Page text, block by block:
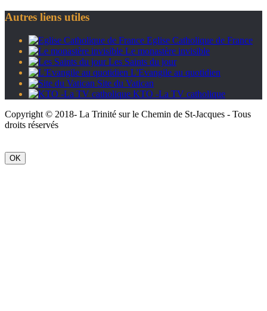
Autres liens utiles
Eglise Catholique de France
Le monastère invisible
Les Saints du jour
L'Evangile au quotidien
Site du Vatican
KTO -La TV catholique
Copyright © 2018- La Trinité sur le Chemin de St-Jacques - Tous
droits réservés
OK